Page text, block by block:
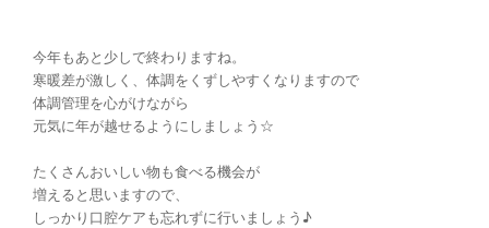
今年もあと少しで終わりますね。
寒暖差が激しく、体調をくずしやすくなりますので
体調管理を心がけながら
元気に年が越せるようにしましょう☆
たくさんおいしい物も食べる機会が
増えると思いますので、
しっかり口腔ケアも忘れずに行いましょう♪